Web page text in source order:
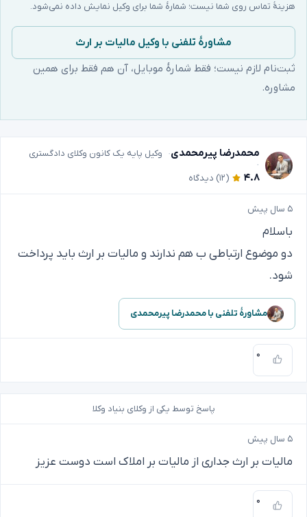
هزینهٔ تماس روی شما نیست؛ شمارهٔ شما برای وکیل نمایش داده نمی‌شود.
مشاورهٔ تلفنی با وکیل مالیات بر ارث
ثبت‌نام لازم نیست؛ فقط شمارهٔ موبایل، آن هم فقط برای همین
مشاوره.
محمدرضا پیرمحمدی وکیل پایه یک کانون وکلای دادگستری
۴.۸ (۱۲) دیدگاه
۵ سال پیش
باسلام
دو موضوع ارتباطی ب هم ندارند و مالیات بر ارث باید پرداخت
شود.
مشاورهٔ تلفنی با محمدرضا پیرمحمدی
۰
پاسخ توسط یکی از وکلای بنیاد وکلا
۵ سال پیش
مالیات بر ارث جداری از مالیات بر املاک است دوست عزیز
۰